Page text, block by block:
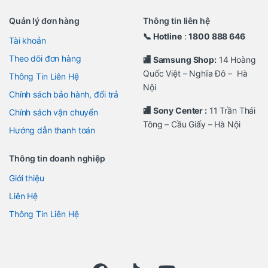
Quản lý đơn hàng
Tài khoản
Theo dõi đơn hàng
Thông Tin Liên Hệ
Chính sách bảo hành, đổi trả
Chính sách vận chuyển
Hướng dẫn thanh toán
Thông tin liên hệ
📞 Hotline:1800 888 646
🏬 Samsung Shop:14 Hoàng
Quốc Việt – Nghĩa Đô – Hà
Nội
🏬 Sony Center :11 Trần Thái
Tông – Cầu Giấy – Hà Nội
Thông tin doanh nghiệp
Giới thiệu
Liên Hệ
Thông Tin Liên Hệ